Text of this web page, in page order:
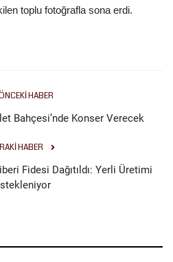
toplu fotoğrafla sona erdi.
HABER
Bahçesi’nde Konser Verecek
HABER
Fidesi Dağıtıldı: Yerli Üretimi